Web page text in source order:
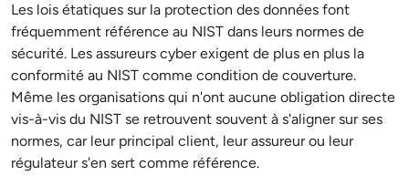
Les lois étatiques sur la protection des données font
fréquemment référence au NIST dans leurs normes de
sécurité. Les assureurs cyber exigent de plus en plus la
conformité au NIST comme condition de couverture.
Même les organisations qui n'ont aucune obligation directe
vis-à-vis du NIST se retrouvent souvent à s'aligner sur ses
normes, car leur principal client, leur assureur ou leur
régulateur s'en sert comme référence.